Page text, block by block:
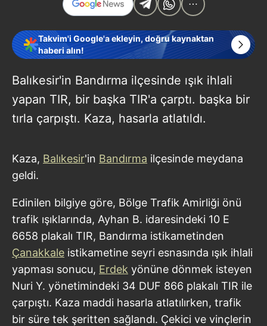
Takvim'i Google'a ekleyin, doğru kaynaktan
haberi alın!
Balıkesir'in Bandırma ilçesinde ışık ihlali
yapan TIR, bir başka TIR'a çarptı. başka bir
tırla çarpıştı. Kaza, hasarla atlatıldı.
Kaza, Balıkesir'in Bandırma ilçesinde meydana
geldi.
Edinilen bilgiye göre, Bölge Trafik Amirliği önü
trafik ışıklarında, Ayhan B. idaresindeki 10 E
6658 plakalı TIR, Bandırma istikametinden
Çanakkale istikametine seyri esnasında ışık ihlali
yapması sonucu, Erdek yönüne dönmek isteyen
Nuri Y. yönetimindeki 34 DUF 866 plakalı TIR ile
çarpıştı. Kaza maddi hasarla atlatılırken, trafik
bir süre tek şeritten sağlandı. Çekici ve vinçlerin